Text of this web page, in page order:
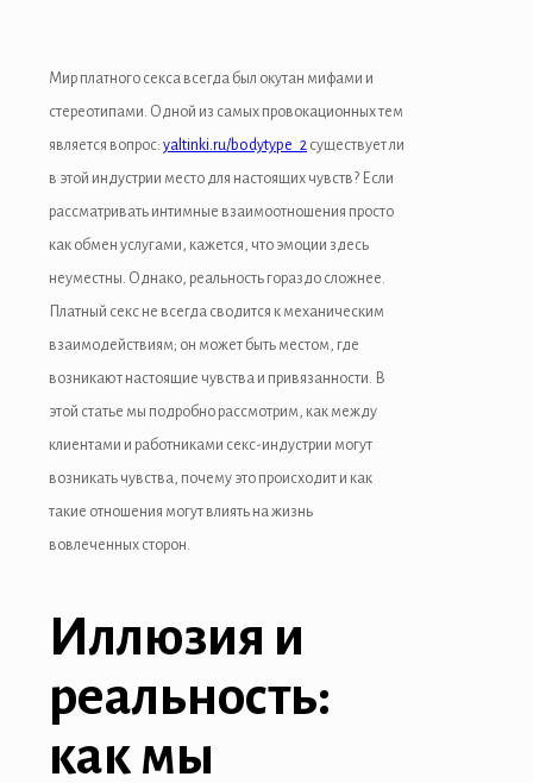
Мир платного секса всегда был окутан мифами и
стереотипами. Одной из самых провокационных тем
является вопрос: yaltinki.ru/bodytype_2 существует ли
в этой индустрии место для настоящих чувств? Если
рассматривать интимные взаимоотношения просто
как обмен услугами, кажется, что эмоции здесь
неуместны. Однако, реальность гораздо сложнее.
Платный секс не всегда сводится к механическим
взаимодействиям; он может быть местом, где
возникают настоящие чувства и привязанности. В
этой статье мы подробно рассмотрим, как между
клиентами и работниками секс-индустрии могут
возникать чувства, почему это происходит и как
такие отношения могут влиять на жизнь
вовлеченных сторон.
Иллюзия и
реальность:
как мы